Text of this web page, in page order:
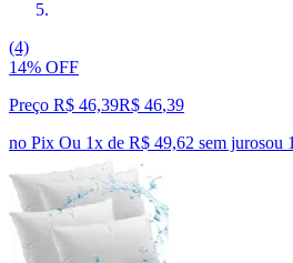
(4)
14% OFF
Preço R$ 46,39R$ 46,39
no Pix Ou 1x de R$ 49,62 sem jurosou 1